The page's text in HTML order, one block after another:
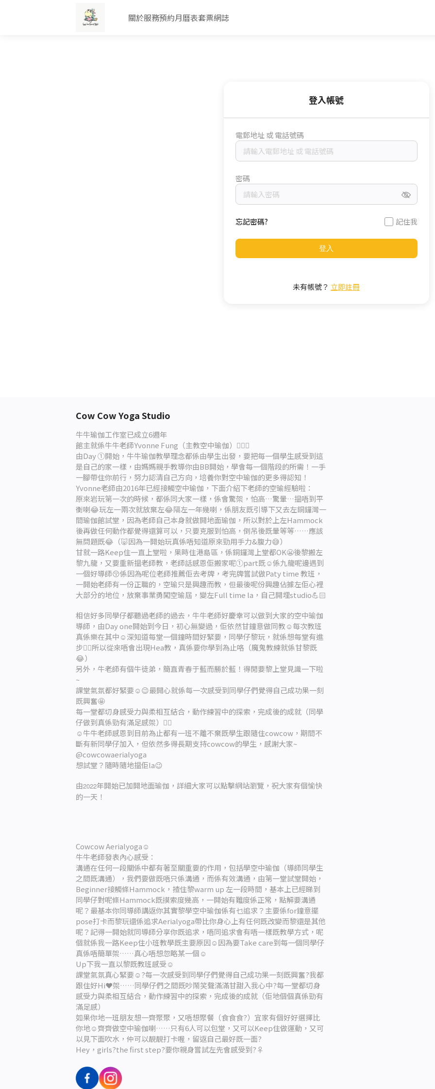
關於服務預約月曆表套票網誌
登入帳號
電郵地址 或 電話號碼
密碼
忘記密碼? 記住我
登入
未有帳號？ 立即註冊
Cow Cow Yoga Studio
牛牛瑜伽工作室已成立6週年
館主就係牛牛老師Yvonne Fung（主教空中瑜伽）🧚🏻‍♀️
由Day ①開始，牛牛瑜伽教學理念都係由學生出發，要把每一個學生感受到這
是自己的家一樣，由媽媽親手教導你由BB開始，學會每一個階段的所需！一手
一腳帶住你前行，努力認清自己方向，培養你對空中瑜伽的更多得認知！
Yvonne老師由2016年已經接觸空中瑜伽，下面介紹下老師的空瑜經驗啦：
原來岩玩第一次的時候，都係同大家一樣，係會驚架，怕高…驚暈…揾唔到平
衡喇😂玩左一兩次就放棄左😂隔左一年幾喇，係朋友既引導下又去左銅鑼灣一
間瑜伽館試堂，因為老師自己本身就做開地面瑜伽，所以對於上左Hammock
後再做任何動作都覺得還算可以，只要克服到怕高，倒吊後既暈等等……應該
無問題既😂（🐷因為一開始玩真係唔知道原來勁用手力&腹力😅）
甘就一路Keep住一直上堂啦，果時住港島區，係銅鑼灣上堂都OK😬後黎搬左
黎九龍，又要重新揾老師教，老師話感恩佢搬家呢①part既☺️係九龍呢邊遇到
一個好導師😚係因為呢位老師推薦佢去考牌，考完牌嘗試做Paty time 教班，
一開始老師有一份正職的，空瑜只是興趣而教，但最後呢份興趣佔據左佢心裡
大部分的地位，放棄事業勇闖空瑜屆，變左Full time la，自己開埋studio💪🏻
相信好多同學仔都聽過老師的過去，牛牛老師好慶幸可以做到大家的空中瑜伽
導師，由Day one開始到今日，初心無變過，佢依然甘鐘意做同教☺️每次教班
真係樂在其中☺️深知道每堂一個鐘時間好緊要，同學仔黎玩，就係想每堂有進
步👍🏻所以從來唔會出現Hea教，真係要你學到為止咯（魔鬼教練就係甘黎既
😂）
另外，牛老師有個牛徒弟，簡直青春于藍而勝於藍！得閒要黎上堂見識一下啦
~
課堂氣氛都好緊要☺️😉最開心就係每一次感受到同學仔們覺得自己成功果一刻
既興奮🤩
每一堂都切身感受力與柔相互結合，動作練習中的探索，完成後的成就（同學
仔做到真係勁有滿足感架）✌🏻
☺️牛牛老師感恩到目前為止都有一班不離不棄既學生跟隨住cowcow，期間不
斷有新同學仔加入，但依然多得長期支持cowcow的學生，感謝大家~
@cowcowaerialyoga
想試堂？隨時隨地揾佢la😉
由2022年開始已加開地面瑜伽，詳細大家可以點擊網站瀏覽，祝大家有個愉快
的一天！
Cowcow Aerialyoga☺️
牛牛老師發表內心感受：
溝通在任何一段關係中都有著至關重要的作用，包括學空中瑜伽（導師同學生
之間既溝通），我們要做既唔只係溝通，而係有效溝通，由第一堂試堂開始，
Beginner接觸條Hammock，揸住黎warm up 左一段時間，基本上已經睇到
同學仔對呢條Hammock既摸索度幾高，一開始有難度係正常，點解要溝通
呢？最基本你同導師講返你其實黎學空中瑜伽係有乜追求？主要係for鐘意擺
pose打卡而黎玩還係追求Aerialyoga帶比你身心上有任何既改變而黎還是其他
呢？記得一開始就同導師分享你既追求，唔同追求會有唔一樣既教學方式，呢
個就係我一路Keep住小班教學既主要原因☺️因為要Take care到每一個同學仔
真係唔簡單架……真心唔想忽略某一個☺️
Up下我一直以黎既教班感受☺️
課堂氣氛真心緊要☺️?每一次感受到同學仔們覺得自己成功果一刻既興奮?我都
跟住好Hi❤架……同學仔們之間既吵鬧笑聲滿滿甘甜入我心中?每一堂都切身
感受力與柔相互結合，動作練習中的探索，完成後的成就（佢地個個真係勁有
滿足感）
如果你地一班朋友想一齊聚聚，又唔想聚餐（食食食?）宜家有個好好選擇比
你地☺️齊齊做空中瑜伽喇……只有6人可以包堂，又可以Keep住做運動，又可
以見下面吹水，仲可以靚靚打卡喔，留返自己最好既一面?
Hey，girls?the first step?要你親身嘗試左先會感受到?‍♀️